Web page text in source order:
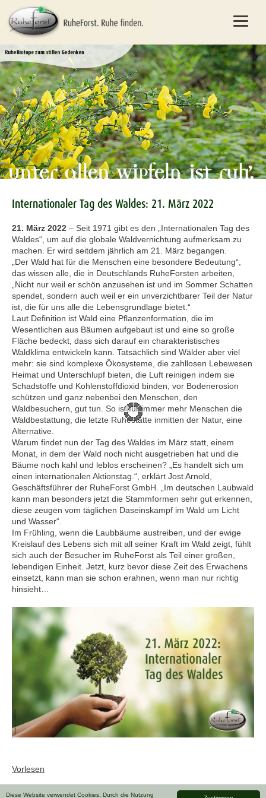
Diese Website verwendet Cookies. Durch die Nutzung
Internationaler Tag des Waldes: 21. März 2022
21. März 2022 – Seit 1971 gibt es den „Internationalen Tag des
Waldes“, um auf die globale Waldvernichtung aufmerksam zu
machen. Er wird seitdem jährlich am 21. März begangen.
„Der Wald hat für die Menschen eine besondere Bedeutung“,
das wissen alle, die in Deutschlands RuheForsten arbeiten,
„Nicht nur weil er schön anzusehen ist und im Sommer Schatten
spendet, sondern auch weil er ein unverzichtbarer Teil der Natur
ist, die für uns alle die Lebensgrundlage bietet.“
Laut Definition ist Wald eine Pflanzenformation, die im
Wesentlichen aus Bäumen aufgebaut ist und eine so große
Fläche bedeckt, dass sich darauf ein charakteristisches
Waldklima entwickeln kann. Tatsächlich sind Wälder aber viel
mehr: sie sind komplexe Ökosysteme, die zahllosen Lebewesen
Heimat und Unterschlupf bieten, die Luft reinigen indem sie
Schadstoffe und Kohlenstoffdioxid binden, vor Bodenerosion
schützen und ganz nebenbei den Menschen, den
Waldbesuchern, gut tun. So ist für immer mehr Menschen die
Waldbestattung, die letzte Ruhestätte inmitten der Natur, eine
Alternative.
Warum findet nun der Tag des Waldes im März statt, einem
Monat, in dem der Wald noch nicht ausgetrieben hat und die
Bäume noch kahl und leblos erscheinen? „Es handelt sich um
einen internationalen Aktionstag.“, erklärt Jost Arnold,
Geschäftsführer der RuheForst GmbH. „Im deutschen Laubwald
kann man besonders jetzt die Stammformen sehr gut erkennen,
diese zeugen vom täglichen Daseinskampf im Wald um Licht
und Wasser“.
Im Frühling, wenn die Laubbäume austreiben, und der ewige
Kreislauf des Lebens sich mit all seiner Kraft im Wald zeigt, fühlt
sich auch der Besucher im RuheForst als Teil einer großen,
lebendigen Einheit. Jetzt, kurz bevor diese Zeit des Erwachens
einsetzt, kann man sie schon erahnen, wenn man nur richtig
hinsieht…
Vorlesen